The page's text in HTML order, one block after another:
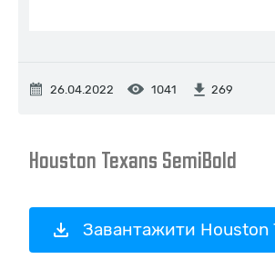
26.04.2022 1041 269
Завантажити Houston